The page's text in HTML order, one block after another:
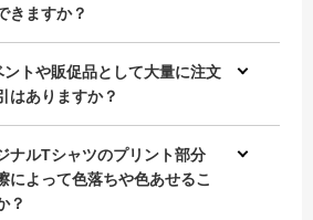
きますか？
トや販促品として大量に注文
はありますか？
ナルTシャツのプリント部分
によって色落ちや色あせるこ
？